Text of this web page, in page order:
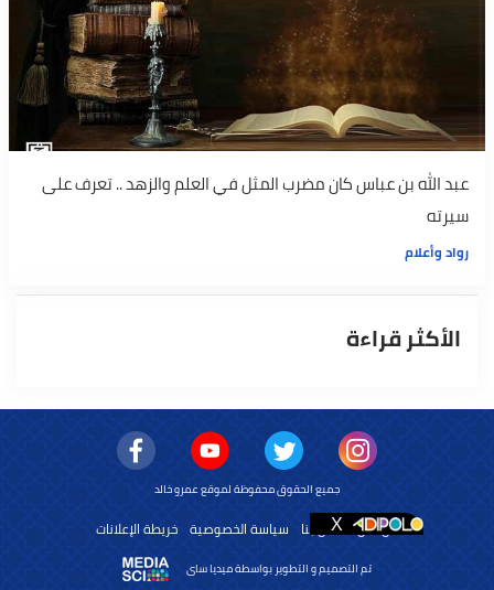
عبد الله بن عباس كان مضرب المثل في العلم والزهد .. تعرف على
سيرته
رواد وأعلام
الأكثر قراءة
جميع الحقوق محفوظة لموقع عمرو خالد
من نحن اتصل بنا سياسة الخصوصية خريطة الإعلانات
تم التصميم و التطوير بواسطة ميديا ساى